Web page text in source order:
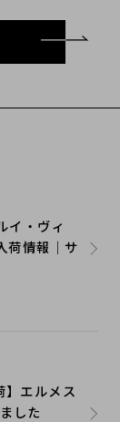
イ・ヴィ
荷情報｜サ
】エルメス
した